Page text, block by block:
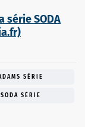
série SODA
SÉRIE
SODA SÉRIE